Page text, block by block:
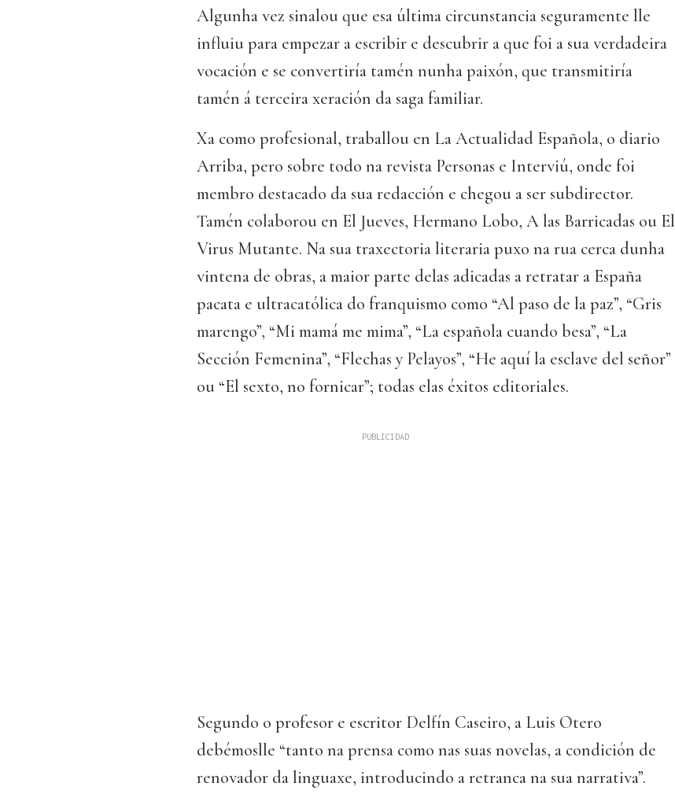
Algunha vez sinalou que esa última circunstancia seguramente lle
influiu para empezar a escribir e descubrir a que foi a sua verdadeira
vocación e se convertiría tamén nunha paixón, que transmitiría
tamén á terceira xeración da saga familiar.
Xa como profesional, traballou en La Actualidad Española, o diario
Arriba, pero sobre todo na revista Personas e Interviú, onde foi
membro destacado da sua redacción e chegou a ser subdirector.
Tamén colaborou en El Jueves, Hermano Lobo, A las Barricadas ou El
Virus Mutante. Na sua traxectoria literaria puxo na rua cerca dunha
vintena de obras, a maior parte delas adicadas a retratar a España
pacata e ultracatólica do franquismo como “Al paso de la paz”, “Gris
marengo”, “Mi mamá me mima”, “La española cuando besa”, “La
Sección Femenina”, “Flechas y Pelayos”, “He aquí la esclave del señor”
ou “El sexto, no fornicar”; todas elas éxitos editoriales.
Segundo o profesor e escritor Delfín Caseiro, a Luis Otero
debémoslle “tanto na prensa como nas suas novelas, a condición de
renovador da linguaxe, introducindo a retranca na sua narrativa”.